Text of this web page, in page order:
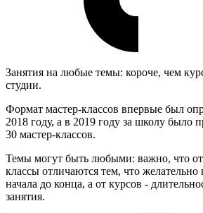
Занятия на любые темы: короче, чем
студии.
Формат мастер-классов впервые был
2018 году, а в 2019 году за школу было
30 мастер-классов.
Темы могут быть любыми: важно, что от
классы отличаются тем, что желательно
начала до конца, а от курсов -
занятия.